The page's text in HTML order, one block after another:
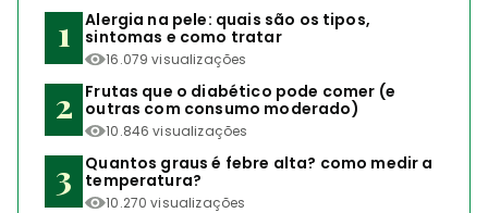
Alergia na pele: quais são os tipos,
sintomas e como tratar
16.079 visualizações
Frutas que o diabético pode comer (e
outras com consumo moderado)
10.846 visualizações
Quantos graus é febre alta? como medir a
temperatura?
10.270 visualizações